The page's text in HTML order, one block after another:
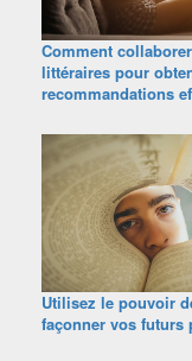
Comment
littéraires pour
recommandations
Utilisez le pouvoir
façonner vos futurs